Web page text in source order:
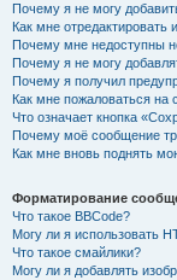
Почему я не могу
Как мне отредактировать
Почему мне недоступны
Почему я не могу
Почему я получил
Как мне пожаловаться на
Что означает кнопка
Почему моё сообщение
Как мне вновь поднять
Форматирование
Что такое BBCode?
Могу ли я использовать
Что такое смайлики?
Могу ли я добавлять